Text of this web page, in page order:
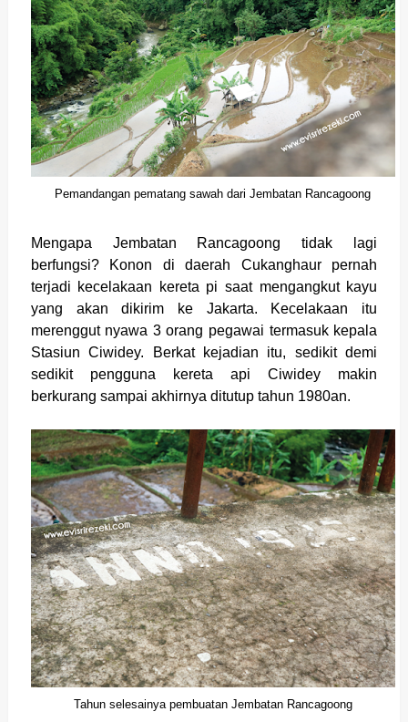
Pemandangan pematang sawah dari Jembatan Rancagoong
Mengapa Jembatan Rancagoong tidak lagi
berfungsi? Konon di daerah Cukanghaur pernah
terjadi kecelakaan kereta pi saat mengangkut kayu
yang akan dikirim ke Jakarta. Kecelakaan itu
merenggut nyawa 3 orang pegawai termasuk kepala
Stasiun Ciwidey. Berkat kejadian itu, sedikit demi
sedikit pengguna kereta api Ciwidey makin
berkurang sampai akhirnya ditutup tahun 1980an.
Tahun selesainya pembuatan Jembatan Rancagoong